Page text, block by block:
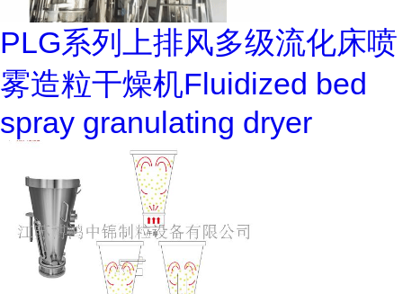
PLG系列上排风多级流化床喷
雾造粒干燥机Fluidized bed
spray granulating dryer